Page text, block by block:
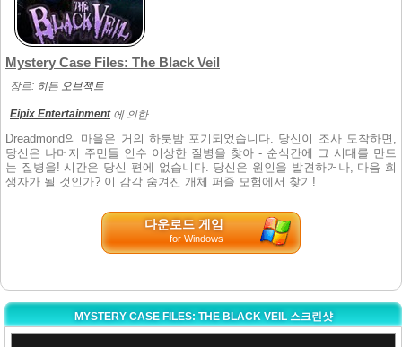
Mystery Case Files: The Black Veil
장르: 히든 오브젝트
Eipix Entertainment에 의한
Dreadmond의 마을은 거의 하룻밤 포기되었습니다. 당신이 조사 도착하면,
당신은 나머지 주민들 인수 이상한 질병을 찾아 - 순식간에 그 시대를 만드
는 질병을! 시간은 당신 편에 없습니다. 당신은 원인을 발견하거나, 다음 희
생자가 될 것인가? 이 감각 숨겨진 개체 퍼즐 모험에서 찾기!
다운로드 게임
for Windows
MYSTERY CASE FILES: THE BLACK VEIL 스크린샷